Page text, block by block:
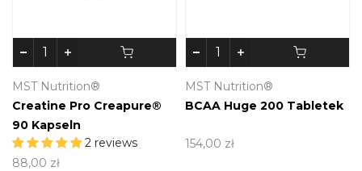
MST Nutrition®
Creatine Pro Creapure®
90 Kapseln
2 reviews
88,00 zł
MST Nutrition®
BCAA Huge 200 Tabletek
154,00 zł